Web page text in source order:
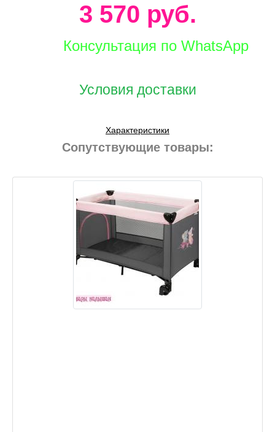
3 570 руб.
Консультация по WhatsApp
Условия доставки
Характеристики
Сопутствующие товары: